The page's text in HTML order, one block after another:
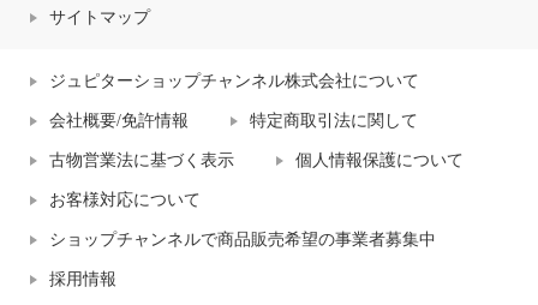
サイトマップ
ジュピターショップチャンネル株式会社について
会社概要/免許情報 特定商取引法に関して
古物営業法に基づく表示 個人情報保護について
お客様対応について
ショップチャンネルで商品販売希望の事業者募集中
採用情報